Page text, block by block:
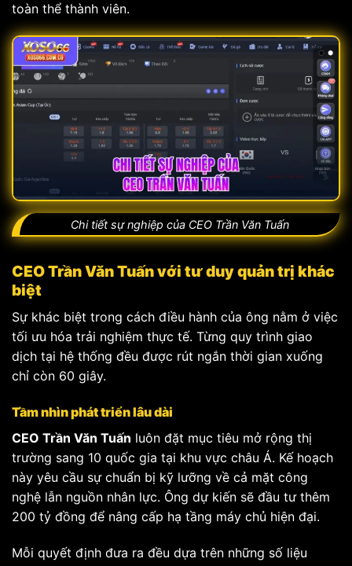
toàn thể thành viên.
Chi tiết sự nghiệp của CEO Trần Văn Tuấn
CEO Trần Văn Tuấn với tư duy quản trị khác
biệt
Sự khác biệt trong cách điều hành của ông nằm ở việc
tối ưu hóa trải nghiệm thực tế. Từng quy trình giao
dịch tại hệ thống đều được rút ngắn thời gian xuống
chỉ còn 60 giây.
Tầm nhìn phát triển lâu dài
CEO Trần Văn Tuấn luôn đặt mục tiêu mở rộng thị
trường sang 10 quốc gia tại khu vực châu Á. Kế hoạch
này yêu cầu sự chuẩn bị kỹ lưỡng về cả mặt công
nghệ lẫn nguồn nhân lực. Ông dự kiến sẽ đầu tư thêm
200 tỷ đồng để nâng cấp hạ tầng máy chủ hiện đại.
Mỗi quyết định đưa ra đều dựa trên những số liệu